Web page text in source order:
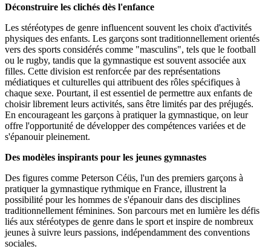
Déconstruire les clichés dès l'enfance
Les stéréotypes de genre influencent souvent les choix d'activités
physiques des enfants. Les garçons sont traditionnellement orientés
vers des sports considérés comme "masculins", tels que le football
ou le rugby, tandis que la gymnastique est souvent associée aux
filles. Cette division est renforcée par des représentations
médiatiques et culturelles qui attribuent des rôles spécifiques à
chaque sexe. Pourtant, il est essentiel de permettre aux enfants de
choisir librement leurs activités, sans être limités par des préjugés.
En encourageant les garçons à pratiquer la gymnastique, on leur
offre l'opportunité de développer des compétences variées et de
s'épanouir pleinement.
Des modèles inspirants pour les jeunes gymnastes
Des figures comme Peterson Céüs, l'un des premiers garçons à
pratiquer la gymnastique rythmique en France, illustrent la
possibilité pour les hommes de s'épanouir dans des disciplines
traditionnellement féminines. Son parcours met en lumière les défis
liés aux stéréotypes de genre dans le sport et inspire de nombreux
jeunes à suivre leurs passions, indépendamment des conventions
sociales.